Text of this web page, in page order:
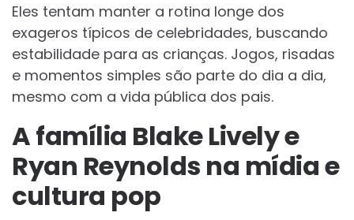
Eles tentam manter a rotina longe dos
exageros típicos de celebridades, buscando
estabilidade para as crianças. Jogos, risadas
e momentos simples são parte do dia a dia,
mesmo com a vida pública dos pais.
A família Blake Lively e
Ryan Reynolds na mídia e
cultura pop